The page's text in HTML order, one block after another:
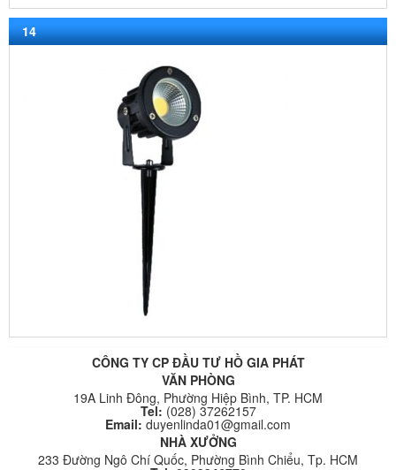
14
CÔNG TY CP ĐẦU TƯ HỒ GIA PHÁT
VĂN PHÒNG
19A Linh Đông, Phường Hiệp Bình, TP. HCM
Tel: (028) 37262157
Email: duyenlinda01@gmail.com
NHÀ XƯỞNG
233 Đường Ngô Chí Quốc, Phường Bình Chiểu, Tp. HCM